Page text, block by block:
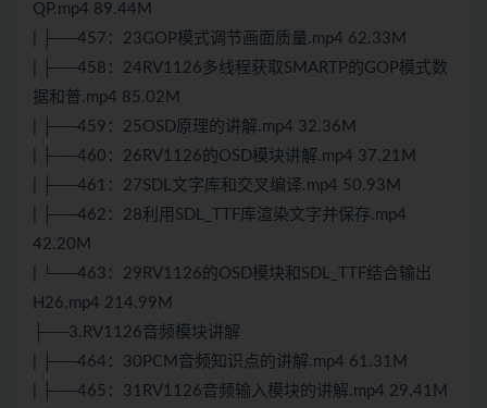
QP.mp4 89.44M
| ├──457：23GOP模式调节画面质量.mp4 62.33M
| ├──458：24RV1126多线程获取SMARTP的GOP模式数
据和普.mp4 85.02M
| ├──459：25OSD原理的讲解.mp4 32.36M
| ├──460：26RV1126的OSD模块讲解.mp4 37.21M
| ├──461：27SDL文字库和交叉编译.mp4 50.93M
| ├──462：28利用SDL_TTF库渲染文字并保存.mp4
42.20M
| └──463：29RV1126的OSD模块和SDL_TTF结合输出
H26.mp4 214.99M
├──3.RV1126音频模块讲解
| ├──464：30PCM音频知识点的讲解.mp4 61.31M
| ├──465：31RV1126音频输入模块的讲解.mp4 29.41M